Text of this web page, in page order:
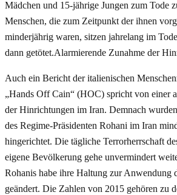
Mädchen und 15-jährige Jungen zum Tode
Menschen, die zum Zeitpunkt der ihnen
minderjährig waren, sitzen jahrelang im
dann getötet.Alarmierende Zunahme der
Auch ein Bericht der italienischen
„Hands Off Cain“ (HOC) spricht von einer
der Hinrichtungen im Iran. Demnach
des Regime-Präsidenten Rohani im Iran
hingerichtet. Die tägliche Terrorherrschaft
eigene Bevölkerung gehe unvermindert
Rohanis habe ihre Haltung zur Anwendung
geändert. Die Zahlen von 2015 gehören zu